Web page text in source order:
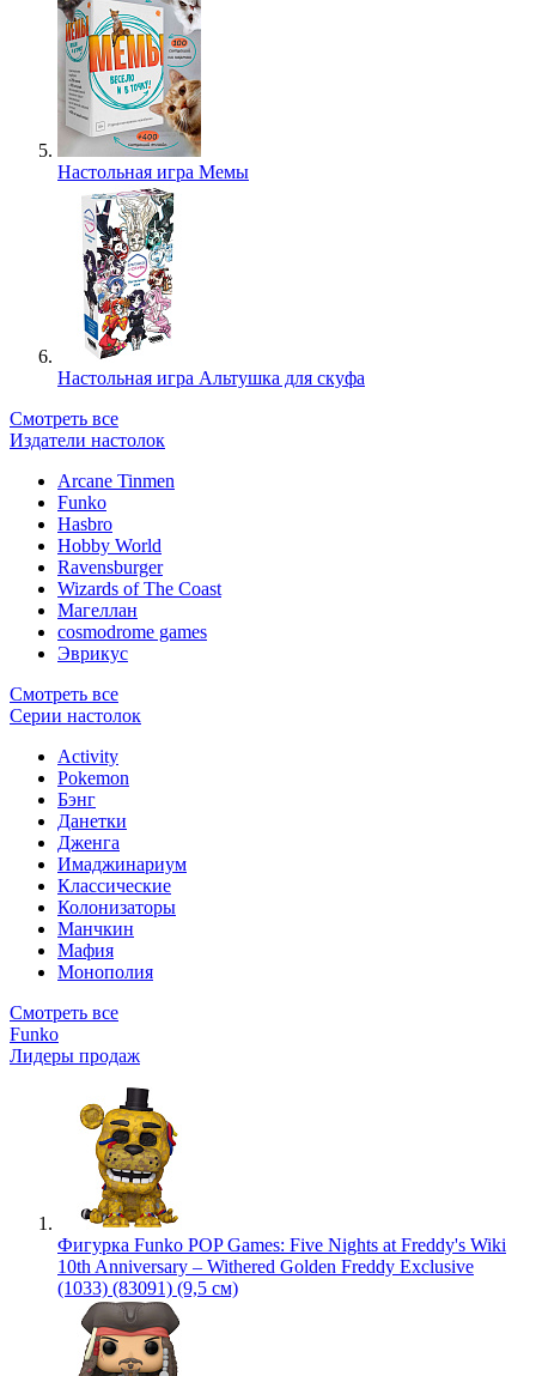
Настольная игра Мемы
Настольная игра Альтушка для скуфа
Смотреть все
Издатели настолок
Arcane Tinmen
Funko
Hasbro
Hobby World
Ravensburger
Wizards of The Coast
Магеллан
сosmodrome games
Эврикус
Смотреть все
Серии настолок
Activity
Pokemon
Бэнг
Данетки
Дженга
Имаджинариум
Классические
Колонизаторы
Манчкин
Мафия
Монополия
Смотреть все
Funko
Лидеры продаж
Фигурка Funko POP Games: Five Nights at Freddy's Wiki
10th Anniversary – Withered Golden Freddy Exclusive
(1033) (83091) (9,5 см)